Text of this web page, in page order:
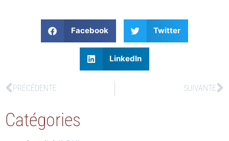
Facebook Twitter
LinkedIn
PRÉCÉDENTE SUIVANTE
Catégories